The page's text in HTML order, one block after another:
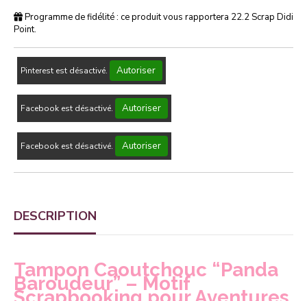
Programme de fidélité : ce produit vous rapportera 22.2Scrap Didi
Point.
Pinterest est désactivé. Autoriser
Facebook est désactivé. Autoriser
Facebook est désactivé. Autoriser
DESCRIPTION
Tampon Caoutchouc “Panda
Baroudeur” – Motif